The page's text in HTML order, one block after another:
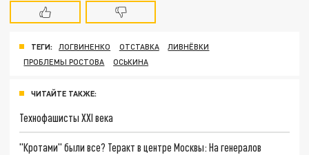
ТЕГИ: ЛОГВИНЕНКО ОТСТАВКА
ЛИВНЁВКИ
ПРОБЛЕМЫ РОСТОВА
ОСЬКИНА
ЧИТАЙТЕ ТАКЖЕ:
Технофашисты XXI века
"Кротами" были все? Теракт в центре Москвы: На генералов